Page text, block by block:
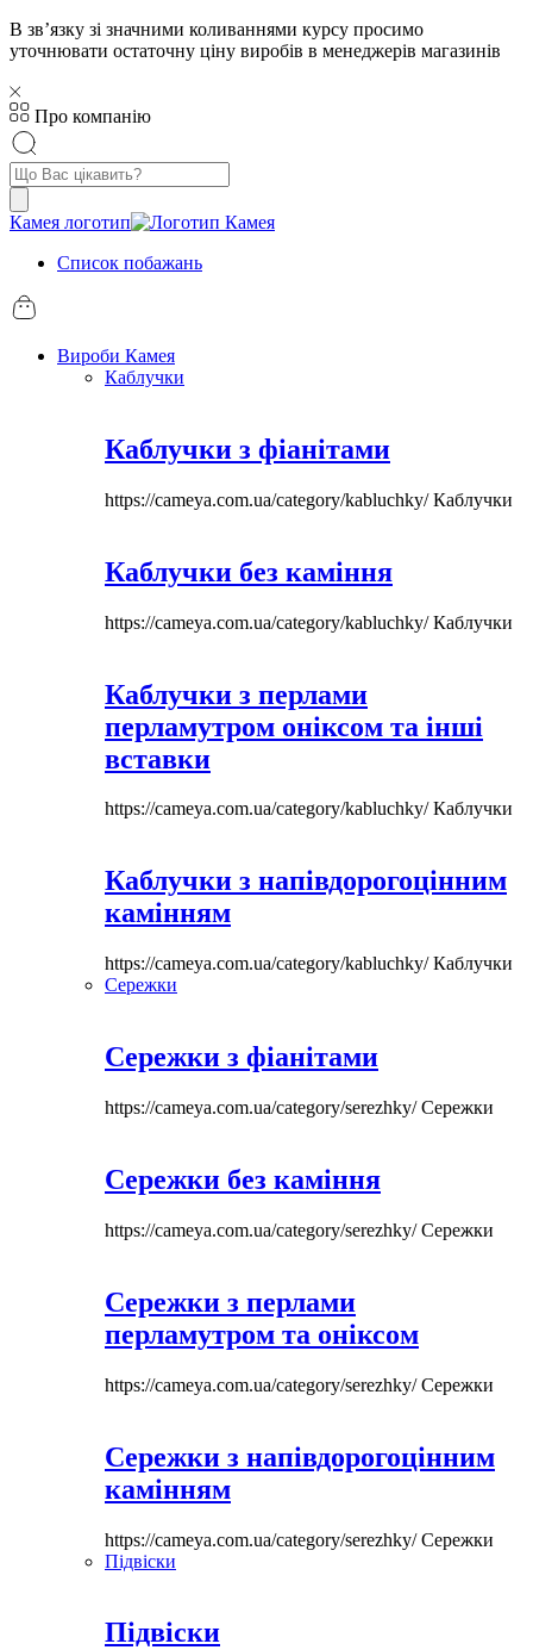
В звʼязку зі значними коливаннями курсу просимо
уточнювати остаточну ціну виробів в менеджерів магазинів
Про компанію
Пошук
товарів
Камея логотип
Список побажань
Вироби Камея
Каблучки
Каблучки з фіанітами
https://cameya.com.ua/category/kabluchky/Каблучки
Каблучки без каміння
https://cameya.com.ua/category/kabluchky/Каблучки
Каблучки з перлами
перламутром оніксом та інші
вставки
https://cameya.com.ua/category/kabluchky/Каблучки
Каблучки з напівдорогоцінним
камінням
https://cameya.com.ua/category/kabluchky/Каблучки
Сережки
Сережки з фіанітами
https://cameya.com.ua/category/serezhky/Сережки
Сережки без каміння
https://cameya.com.ua/category/serezhky/Сережки
Сережки з перлами
перламутром та оніксом
https://cameya.com.ua/category/serezhky/Сережки
Сережки з напівдорогоцінним
камінням
https://cameya.com.ua/category/serezhky/Сережки
Підвіски
Підвіски